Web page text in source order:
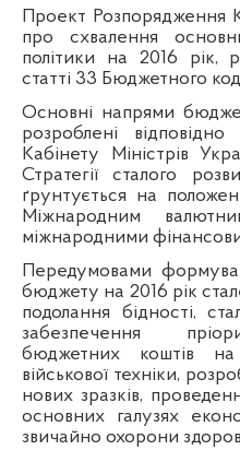
Проект Розпорядження
про схвалення
політики на 2016 рік,
статті 33 Бюджетного
Основні напрями
розроблені
Кабінету Міністрів
Стратегії сталого
ґрунтується на
Міжнародним
міжнародними ф
Передумовами
бюджету на 2016 рік
подолання бідності,
забезпечення
бюджетних коштів
військової техніки,
нових зразків,
основних галузях
звичайно охорони